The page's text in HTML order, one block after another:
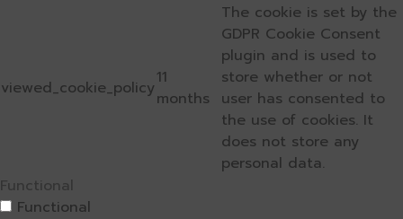
viewed_cookie_policy11
months
The cookie is set by the
GDPR Cookie Consent
plugin and is used to
store whether or not
user has consented to
the use of cookies. It
does not store any
personal data.
Functional
Functional